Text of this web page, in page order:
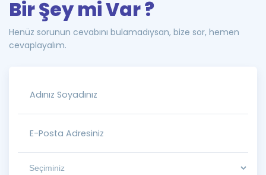
Bir Şey mi Var ?
Henüz sorunun cevabını bulamadıysan, bize sor, hemen
cevaplayalım.